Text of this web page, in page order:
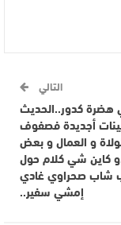
التالي
هضرة كدور..الحديث
أجديدة فصفوف
و العمال و بعض
كاين شي كلام حول
شاب صحراوي غادي
إمشي سفير..